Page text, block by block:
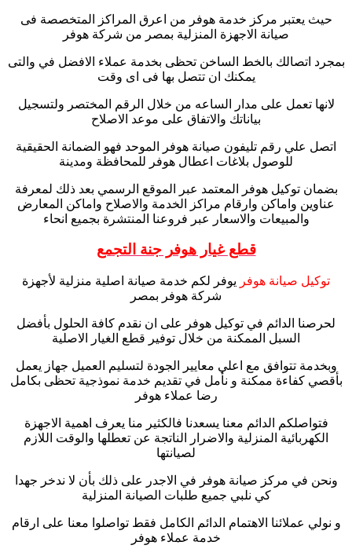
حيث يعتبر مركز خدمة هوفر من اعرق المراكز المتخصصة فى
صيانة الاجهزة المنزلية بمصر من شركة هوفر
بمجرد اتصالك بالخط الساخن تحظى بخدمة عملاء الافضل في والتى
يمكنك ان تتصل بها فى اى وقت
لانها تعمل على مدار الساعه من خلال الرقم المختصر ولتسجيل
بياناتك والاتفاق على موعد الاصلاح
اتصل علي رقم تليفون صيانة هوفر الموحد فهو الضمانة الحقيقية
للوصول بلاغات اعطال هوفر للمحافظة ومدينة
بضمان توكيل هوفر المعتمد عبر الموقع الرسمي بعد ذلك لمعرفة
عناوين واماكن وارقام مراكز الخدمة والاصلاح واماكن المعارض
والمبيعات والاسعار عبر فروعنا المنتشرة بجميع انحاء
قطع غيار هوفر جنة التجمع
توكيل صيانة هوفر يوفر لكم خدمة صيانة اصلية منزلية لأجهزة
شركة هوفر بمصر
لحرصنا الدائم في توكيل هوفر على ان نقدم كافة الحلول بأفضل
السبل الممكنة من خلال توفير قطع الغيار الاصلية
وبخدمة تتوافق مع اعلي معايير الجودة لتسليم العميل جهاز يعمل
بأقصي كفاءة ممكنة و نأمل في تقديم خدمة نموذجية تحظى بكامل
رضا عملاء هوفر
فتواصلكم الدائم معنا يسعدنا فالكثير منا يعرف اهمية الاجهزة
الكهربائية المنزلية والاضرار الناتجة عن تعطلها والوقت اللازم
لصيانتها
ونحن في مركز صيانة هوفر في الاجدر على ذلك بأن لا ندخر جهدا
كي نلبي جميع طلبات الصيانة المنزلية
و نولي عملائنا الاهتمام الدائم الكامل فقط تواصلوا معنا على ارقام
خدمة عملاء هوفر